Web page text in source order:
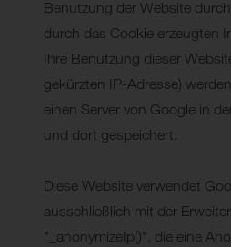
Benutzung der Website
durch das Cookie erzeugten
Ihre Benutzung dieser
gekürzten IP-Adresse)
einen Server von Google in
und dort gespeichert.
Diese Website verwendet
ausschließlich mit der
"_anonymizeIp()", die eine